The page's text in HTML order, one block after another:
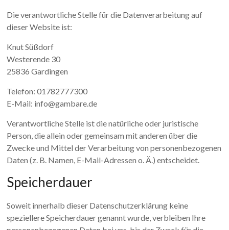
Die verantwortliche Stelle für die Datenverarbeitung auf
dieser Website ist:
Knut Süßdorf
Westerende 30
25836 Gardingen
Telefon: 01782777300
E-Mail: info@gambare.de
Verantwortliche Stelle ist die natürliche oder juristische
Person, die allein oder gemeinsam mit anderen über die
Zwecke und Mittel der Verarbeitung von personenbezogenen
Daten (z. B. Namen, E-Mail-Adressen o. Ä.) entscheidet.
Speicherdauer
Soweit innerhalb dieser Datenschutzerklärung keine
speziellere Speicherdauer genannt wurde, verbleiben Ihre